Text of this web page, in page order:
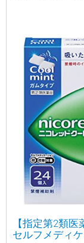
【指定第2類
セルフメディ